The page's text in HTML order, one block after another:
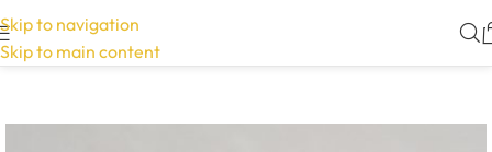
Skip to navigation
Skip to main content